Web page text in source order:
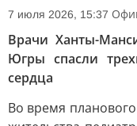
7 июля 2026, 15:37
Врачи Ханты-
Югры спасли
сердца
Во время